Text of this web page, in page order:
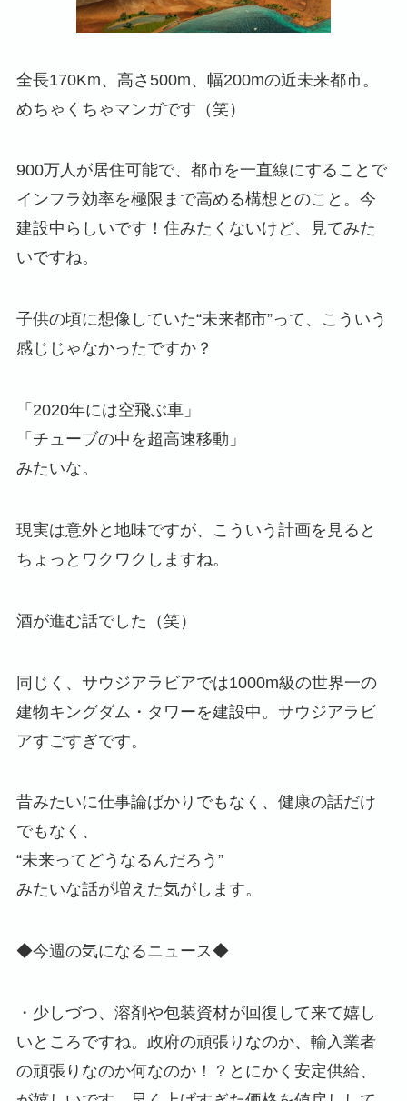
全長170Km、高さ500m、幅200mの近未来都市。
めちゃくちゃマンガです（笑）
900万人が居住可能で、都市を一直線にすることで
インフラ効率を極限まで高める構想とのこと。今
建設中らしいです！住みたくないけど、見てみた
いですね。
子供の頃に想像していた“未来都市”って、こういう
感じじゃなかったですか？
「2020年には空飛ぶ車」
「チューブの中を超高速移動」
みたいな。
現実は意外と地味ですが、こういう計画を見ると
ちょっとワクワクしますね。
酒が進む話でした（笑）
同じく、サウジアラビアでは1000m級の世界一の
建物キングダム・タワーを建設中。サウジアラビ
アすごすぎです。
昔みたいに仕事論ばかりでもなく、健康の話だけ
でもなく、
“未来ってどうなるんだろう”
みたいな話が増えた気がします。
◆今週の気になるニュース◆
・少しづつ、溶剤や包装資材が回復して来て嬉し
いところですね。政府の頑張りなのか、輸入業者
の頑張りなのか何なのか！？とにかく安定供給、